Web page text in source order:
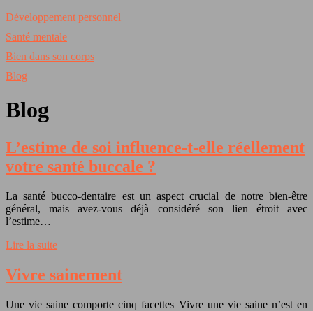
Développement personnel
Santé mentale
Bien dans son corps
Blog
Blog
L’estime de soi influence-t-elle réellement
votre santé buccale ?
La santé bucco-dentaire est un aspect crucial de notre bien-être
général, mais avez-vous déjà considéré son lien étroit avec
l’estime…
Lire la suite
Vivre sainement
Une vie saine comporte cinq facettes Vivre une vie saine n’est en